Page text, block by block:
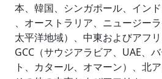
本、韓国、シンガポール、イン
、オーストラリア、ニュージー
太平洋地域）、中東およびアフリ
GCC（サウジアラビア、UAE、
ト、カタール、オマーン）、北